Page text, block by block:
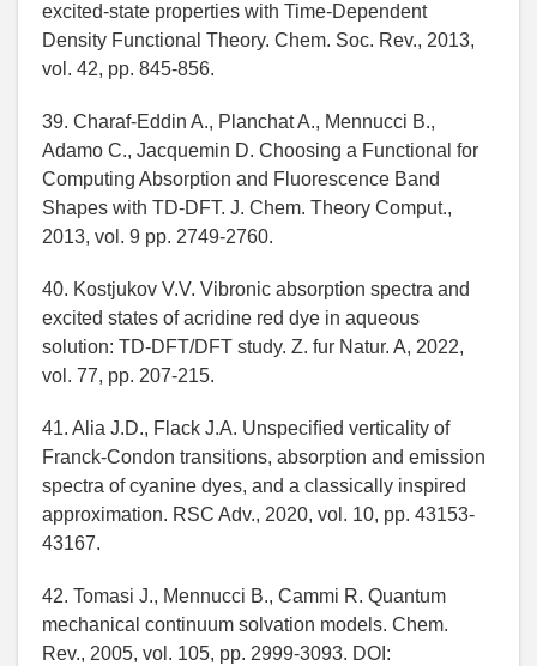
excited-state properties with Time-Dependent
Density Functional Theory. Chem. Soc. Rev., 2013,
vol. 42, pp. 845-856.
39. Charaf-Eddin A., Planchat A., Mennucci B.,
Adamo C., Jacquemin D. Choosing a Functional for
Computing Absorption and Fluorescence Band
Shapes with TD-DFT. J. Chem. Theory Comput.,
2013, vol. 9 pp. 2749-2760.
40. Kostjukov V.V. Vibronic absorption spectra and
excited states of acridine red dye in aqueous
solution: TD-DFT/DFT study. Z. fur Natur. A, 2022,
vol. 77, pp. 207-215.
41. Alia J.D., Flack J.A. Unspeciﬁed verticality of
Franck-Condon transitions, absorption and emission
spectra of cyanine dyes, and a classically inspired
approximation. RSC Adv., 2020, vol. 10, pp. 43153-
43167.
42. Tomasi J., Mennucci B., Cammi R. Quantum
mechanical continuum solvation models. Chem.
Rev., 2005, vol. 105, pp. 2999-3093. DOI: